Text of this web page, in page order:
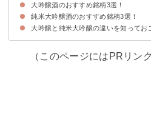
大吟醸と純米大吟醸の味わい・香りの
大吟醸酒のおすすめ銘柄3選！
①北秋田 大吟醸酒｜北鹿 (2,263円)
②越後桜 大吟醸酒｜越後桜酒造（
③黒龍 大吟醸酒｜黒龍酒造（4,400円）
純米大吟醸酒のおすすめ銘柄3選！
①久保田 純米大吟醸｜朝日酒造(清)新
②大関 十段仕込 純米大吟醸酒｜大関
③獺祭(だっさい) 純米大吟醸酒｜ ‎旭酒
大吟醸と純米大吟醸の違いを知ってお
（このページにはPRリン